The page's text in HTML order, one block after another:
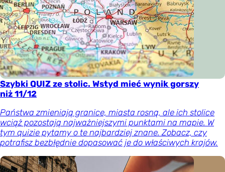
Szybki QUIZ ze stolic. Wstyd mieć wynik gorszy
niż 11/12
Państwa zmieniają granice, miasta rosną, ale ich stolice
wciąż pozostają najważniejszymi punktami na mapie. W
tym quizie pytamy o te najbardziej znane. Zobacz, czy
potrafisz bezbłędnie dopasować je do właściwych krajów.